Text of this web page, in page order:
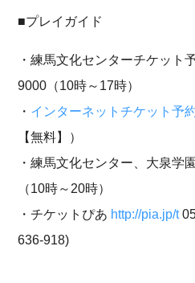
■プレイガイド
・練馬文化センターチケッ
9000（10時～17時）
・ インターネットチケット予
【無料】）​​​​
・練馬文化センター、大泉
（10時～20時）
・チケットぴあ http://pia.jp/t
636-918)